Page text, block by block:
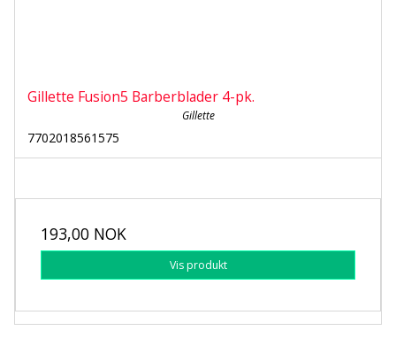
Gillette Fusion5 Barberblader 4-pk.
Gillette
7702018561575
193,00 NOK
Vis produkt